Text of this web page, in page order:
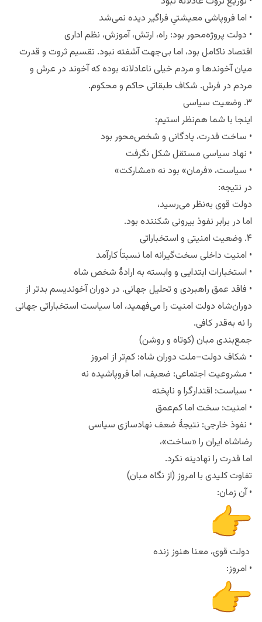
• توزیع ثروت عادلانه نبود
• اما فروپاشی معیشتیِ فراگیر دیده نمی‌شد
• دولت پروژه‌محور بود: راه، ارتش، آموزش، نظم اداری
اقتصاد ناکامل بود، اما بی‌جهت آشفته نبود. تقسیم ثروت و قدرت
میان آخوند‌ها و‌ مردم خیلی ناعادلانه بوده که آخوند در عرش و‌
مردم در فرش. شکاف طبقاتی حاکم و محکوم.
۳. وضعیت سیاسی
اینجا با شما هم‌نظر استیم:
• ساخت قدرت، پادگانی و شخص‌محور بود
• نهاد سیاسی مستقل شکل نگرفت
• سیاست، «فرمان» بود نه «مشارکت»
در نتیجه:
دولت قوی به‌نظر می‌رسید،
اما در برابر نفوذ بیرونی شکننده بود.
۴. وضعیت امنیتی و استخباراتی
• امنیت داخلی سخت‌گیرانه اما نسبتاً کارآمد
• استخبارات ابتدایی و وابسته به ارادهٔ شخص شاه
• فاقد عمق راهبردی و تحلیل جهانی.‌ در دوران آخوندیسم بدتر از
دوران‌شاه دولت امنیت را می‌فهمید، اما سیاست استخباراتی جهانی
را نه به‌قدر کافی.
جمع‌بندی مبان (کوتاه و روشن)
• شکاف دولت–ملت دوران شاه: کم‌تر از امروز
• مشروعیت اجتماعی: ضعیف، اما فروپاشیده نه
• سیاست: اقتدارگرا و ناپخته
• امنیت: سخت اما کم‌عمق
• نفوذ خارجی: نتیجهٔ ضعف نهادسازی سیاسی
رضاشاه ایران را «ساخت»،
اما قدرت را نهادینه نکرد.
تفاوت کلیدی با امروز (از نگاه مبان)
• آن زمان:
دولت قوی، معنا هنوز زنده
• امروز: